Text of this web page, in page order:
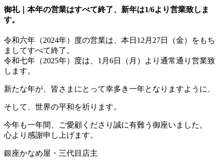
御礼｜本年の営業はすべて終了、新年は1/6より営業致しま
す。
令和六年（2024年）度の営業は、本日12月27日（金）をもち
ましてすべて終了。
令和七年（2025年）度は、1月6日（月）より通常通り営業致
します。
新たな年が、皆さまにとって幸多き一年となりますように、
そして、世界の平和を祈ります。
今年も一年間、ご愛顧くださり誠に有難う御座いました。
心より感謝申し上げます。
銀座かなめ屋・三代目店主